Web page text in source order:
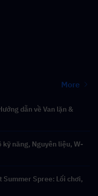
More
dẫn về Van lặn &
kỹ năng, Nguyên liệu, W-
Summer Spree: Lối chơi,